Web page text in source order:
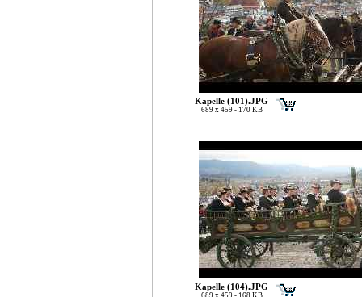
Kapelle (101).JPG
689 x 459 - 170 KB
Kapelle (104).JPG
689 x 459 - 168 KB